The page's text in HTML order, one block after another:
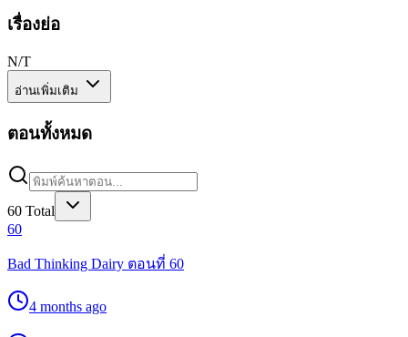
เรื่องย่อ
N/T
อ่านเพิ่มเติม
ตอนทั้งหมด
60 Total
60
Bad Thinking Dairy ตอนที่ 60
4 months ago